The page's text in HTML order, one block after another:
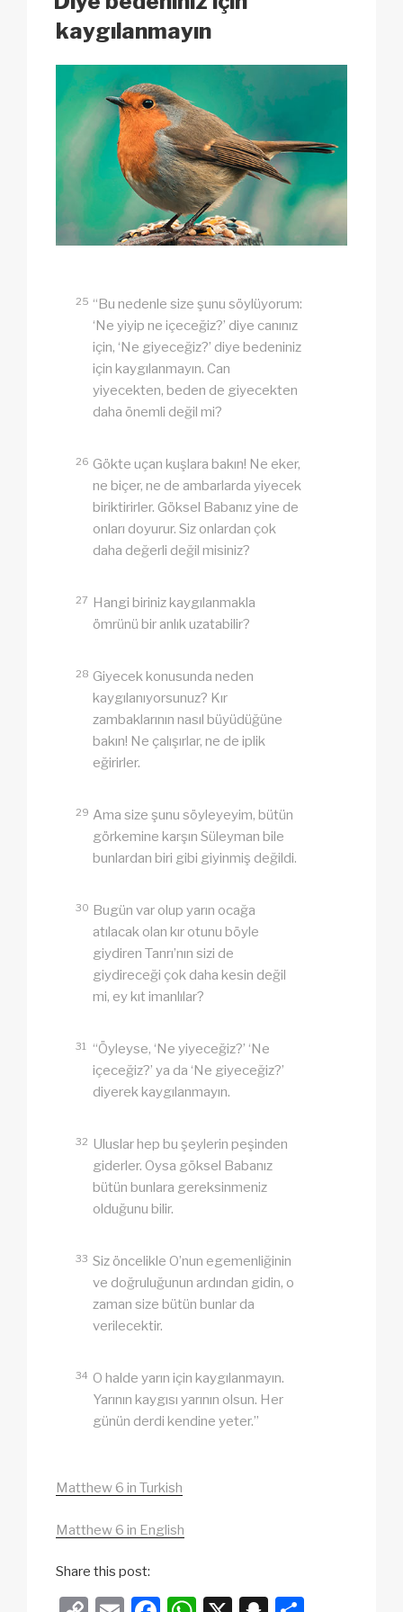
k
kaygılanmayın
25 “Bu nedenle size şunu söylüyorum:
‘Ne yiyip ne içeceğiz?’ diye canınız
için, ‘Ne giyeceğiz?’ diye bedeniniz
için kaygılanmayın. Can
yiyecekten, beden de giyecekten
daha önemli değil mi?
26 Gökte uçan kuşlara bakın! Ne eker,
ne biçer, ne de ambarlarda yiyecek
biriktirirler. Göksel Babanız yine de
onları doyurur. Siz onlardan çok
daha değerli değil misiniz?
27
Hangi biriniz kaygılanmakla
ömrünü bir anlık uzatabilir?
28 Giyecek konusunda neden
kaygılanıyorsunuz? Kır
zambaklarının nasıl büyüdüğüne
bakın! Ne çalışırlar, ne de iplik
eğirirler.
29 Ama size şunu söyleyeyim, bütün
görkemine karşın Süleyman bile
bunlardan biri gibi giyinmiş değildi.
30 Bugün var olup yarın ocağa
atılacak olan kır otunu böyle
giydiren Tanrı’nın sizi de
giydireceği çok daha kesin değil
mi, ey kıt imanlılar?
31 “Öyleyse, ‘Ne yiyeceğiz?’ ‘Ne
içeceğiz?’ ya da ‘Ne giyeceğiz?’
diyerek kaygılanmayın.
32 Uluslar hep bu şeylerin peşinden
giderler. Oysa göksel Babanız
bütün bunlara gereksinmeniz
olduğunu bilir.
33 Siz öncelikle O’nun egemenliğinin
ve doğruluğunun ardından gidin, o
zaman size bütün bunlar da
verilecektir.
34 O halde yarın için kaygılanmayın.
Yarının kaygısı yarının olsun. Her
günün derdi kendine yeter.”
Matthew 6 in Turkish
Matthew 6 in English
Share this post: